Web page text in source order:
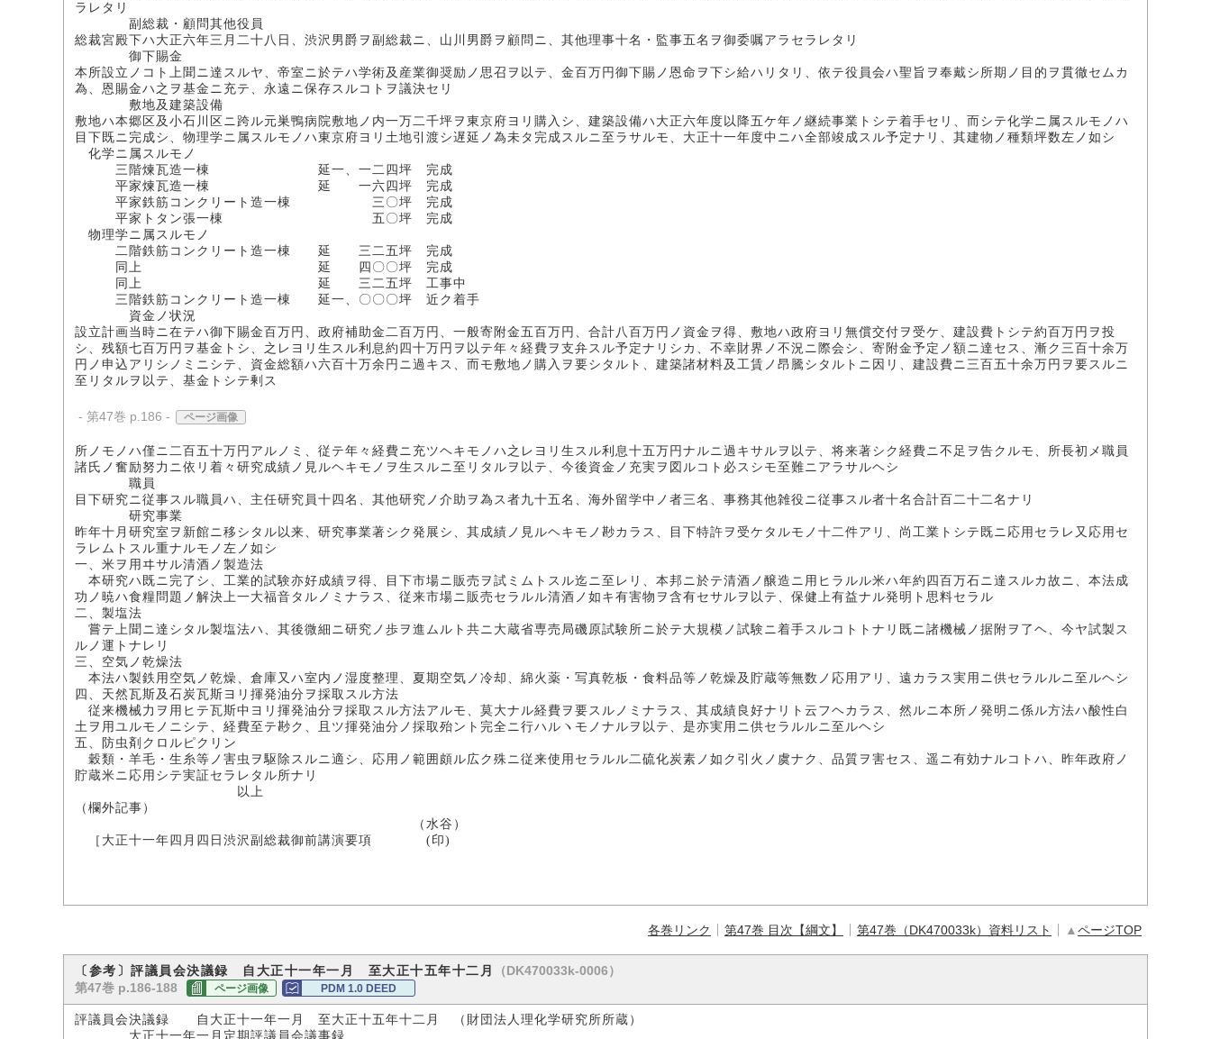
ラレタリ
副総裁・顧問其他役員
総裁宮殿下ハ大正六年三月二十八日、渋沢男爵ヲ副総裁ニ、山川男爵ヲ顧問ニ、其他理事十名・監事五名ヲ御委嘱アラセラレタリ
御下賜金
本所設立ノコト上聞ニ達スルヤ、帝室ニ於テハ学術及産業御奨励ノ思召ヲ以テ、金百万円御下賜ノ恩命ヲ下シ給ハリタリ、依テ役員会ハ聖旨ヲ奉戴シ所期ノ目的ヲ貫徹セムカ
為、恩賜金ハ之ヲ基金ニ充テ、永遠ニ保存スルコトヲ議決セリ
敷地及建築設備
敷地ハ本郷区及小石川区ニ跨ル元巣鴨病院敷地ノ内一万二千坪ヲ東京府ヨリ購入シ、建築設備ハ大正六年度以降五ケ年ノ継続事業トシテ着手セリ、而シテ化学ニ属スルモノハ
目下既ニ完成シ、物理学ニ属スルモノハ東京府ヨリ土地引渡シ遅延ノ為未タ完成スルニ至ラサルモ、大正十一年度中ニハ全部竣成スル予定ナリ、其建物ノ種類坪数左ノ如シ
化学ニ属スルモノ
三階煉瓦造一棟 延一、一二四坪 完成
平家煉瓦造一棟 延 一六四坪 完成
平家鉄筋コンクリート造一棟 三〇坪 完成
平家トタン張一棟 五〇坪 完成
物理学ニ属スルモノ
二階鉄筋コンクリート造一棟 延 三二五坪 完成
同上 延 四〇〇坪 完成
同上 延 三二五坪 工事中
三階鉄筋コンクリート造一棟 延一、〇〇〇坪 近ク着手
資金ノ状況
設立計画当時ニ在テハ御下賜金百万円、政府補助金二百万円、一般寄附金五百万円、合計八百万円ノ資金ヲ得、敷地ハ政府ヨリ無償交付ヲ受ケ、建設費トシテ約百万円ヲ投
シ、残額七百万円ヲ基金トシ、之レヨリ生スル利息約四十万円ヲ以テ年々経費ヲ支弁スル予定ナリシカ、不幸財界ノ不況ニ際会シ、寄附金予定ノ額ニ達セス、漸ク三百十余万
円ノ申込アリシノミニシテ、資金総額ハ六百十万余円ニ過キス、而モ敷地ノ購入ヲ要シタルト、建築諸材料及工賃ノ昂騰シタルトニ因リ、建設費ニ三百五十余万円ヲ要スルニ
至リタルヲ以テ、基金トシテ剰ス
- 第47巻 p.186 - ページ画像
所ノモノハ僅ニ二百五十万円アルノミ、従テ年々経費ニ充ツヘキモノハ之レヨリ生スル利息十五万円ナルニ過キサルヲ以テ、将来著シク経費ニ不足ヲ告クルモ、所長初メ職員
諸氏ノ奮励努力ニ依リ着々研究成績ノ見ルヘキモノヲ生スルニ至リタルヲ以テ、今後資金ノ充実ヲ図ルコト必スシモ至難ニアラサルヘシ
職員
目下研究ニ従事スル職員ハ、主任研究員十四名、其他研究ノ介助ヲ為ス者九十五名、海外留学中ノ者三名、事務其他雑役ニ従事スル者十名合計百二十二名ナリ
研究事業
昨年十月研究室ヲ新館ニ移シタル以来、研究事業著シク発展シ、其成績ノ見ルヘキモノ尠カラス、目下特許ヲ受ケタルモノ十二件アリ、尚工業トシテ既ニ応用セラレ又応用セ
ラレムトスル重ナルモノ左ノ如シ
一、米ヲ用ヰサル清酒ノ製造法
本研究ハ既ニ完了シ、工業的試験亦好成績ヲ得、目下市場ニ販売ヲ試ミムトスル迄ニ至レリ、本邦ニ於テ清酒ノ醸造ニ用ヒラルル米ハ年約四百万石ニ達スルカ故ニ、本法成
功ノ暁ハ食糧問題ノ解決上一大福音タルノミナラス、従来市場ニ販売セラルル清酒ノ如キ有害物ヲ含有セサルヲ以テ、保健上有益ナル発明ト思料セラル
二、製塩法
嘗テ上聞ニ達シタル製塩法ハ、其後微細ニ研究ノ歩ヲ進ムルト共ニ大蔵省専売局磯原試験所ニ於テ大規模ノ試験ニ着手スルコトトナリ既ニ諸機械ノ据附ヲ了ヘ、今ヤ試製ス
ルノ運トナレリ
三、空気ノ乾燥法
本法ハ製鉄用空気ノ乾燥、倉庫又ハ室内ノ湿度整理、夏期空気ノ冷却、綿火薬・写真乾板・食料品等ノ乾燥及貯蔵等無数ノ応用アリ、遠カラス実用ニ供セラルルニ至ルヘシ
四、天然瓦斯及石炭瓦斯ヨリ揮発油分ヲ採取スル方法
従来機械力ヲ用ヒテ瓦斯中ヨリ揮発油分ヲ採取スル方法アルモ、莫大ナル経費ヲ要スルノミナラス、其成績良好ナリト云フヘカラス、然ルニ本所ノ発明ニ係ル方法ハ酸性白
土ヲ用ユルモノニシテ、経費至テ尠ク、且ツ揮発油分ノ採取殆ント完全ニ行ハルヽモノナルヲ以テ、是亦実用ニ供セラルルニ至ルヘシ
五、防虫剤クロルピクリン
穀類・羊毛・生糸等ノ害虫ヲ駆除スルニ適シ、応用ノ範囲頗ル広ク殊ニ従来使用セラルル二硫化炭素ノ如ク引火ノ虞ナク、品質ヲ害セス、遥ニ有効ナルコトハ、昨年政府ノ
貯蔵米ニ応用シテ実証セラレタル所ナリ
以上
（欄外記事）
（水谷）
［大正十一年四月四日渋沢副総裁御前講演要項 (印)
各巻リンク 第47巻 目次【綱文】 第47巻（DK470033k）資料リスト ▲ページTOP
〔参考〕評議員会決議録 自大正十一年一月 至大正十五年十二月
（DK470033k-0006）
第47巻 p.186-188
ページ画像 PDM 1.0 DEED
評議員会決議録 自大正十一年一月 至大正十五年十二月 （財団法人理化学研究所所蔵）
大正十一年一月定期評議員会議事録